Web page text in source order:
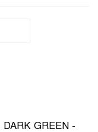
DARK GREEN -